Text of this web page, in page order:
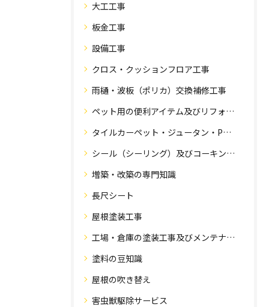
大工工事
板金工事
設備工事
クロス・クッションフロア工事
雨樋・波板（ポリカ）交換補修工事
ペット用の便利アイテム及びリフォーム工事
タイルカーペット・ジュータン・Pタイル・床・フローリング工事
シール（シーリング）及びコーキング工事の専門知識
増築・改築の専門知識
長尺シート
屋根塗装工事
工場・倉庫の塗装工事及びメンテナンス
塗料の豆知識
屋根の吹き替え
害虫獣駆除サービス